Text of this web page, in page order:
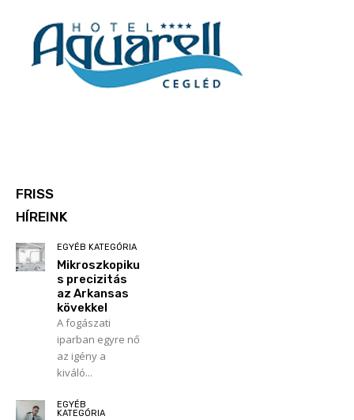
FRISS
HÍREINK
EGYÉB KATEGÓRIA
Mikroszkopiku
s precizitás
az Arkansas
kövekkel
A fogászati
iparban egyre nő
az igény a
kiváló...
EGYÉB
KATEGÓRIA